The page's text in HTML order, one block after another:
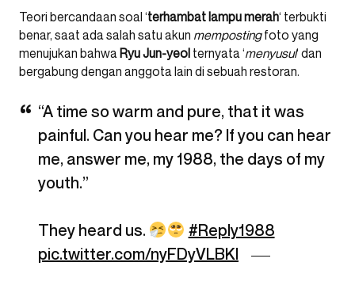
Teori bercandaan soal ‘terhambat lampu merah‘ terbukti
benar, saat ada salah satu akun mempostingfoto yang
menujukan bahwa Ryu Jun-yeol ternyata ‘menyusul‘ dan
bergabung dengan anggota lain di sebuah restoran.
“A time so warm and pure, that it was
painful. Can you hear me? If you can hear
me, answer me, my 1988, the days of my
youth.”
They heard us.
#Reply1988
pic.twitter.com/nyFDyVLBKl